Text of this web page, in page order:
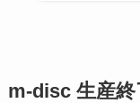
m-disc 生産